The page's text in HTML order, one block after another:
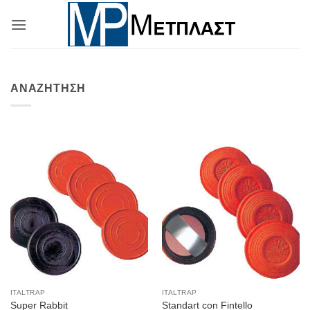
στο
ITALTRAP
Super Rabbit
ITALTRAP
Standart con Fintello
ΑΝΑΖΉΤΗΣΗ